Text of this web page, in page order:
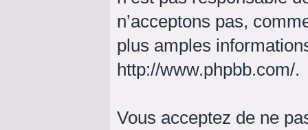
n’acceptons pas,
plus amples
http://www.phpbb.com/.
Vous acceptez de ne